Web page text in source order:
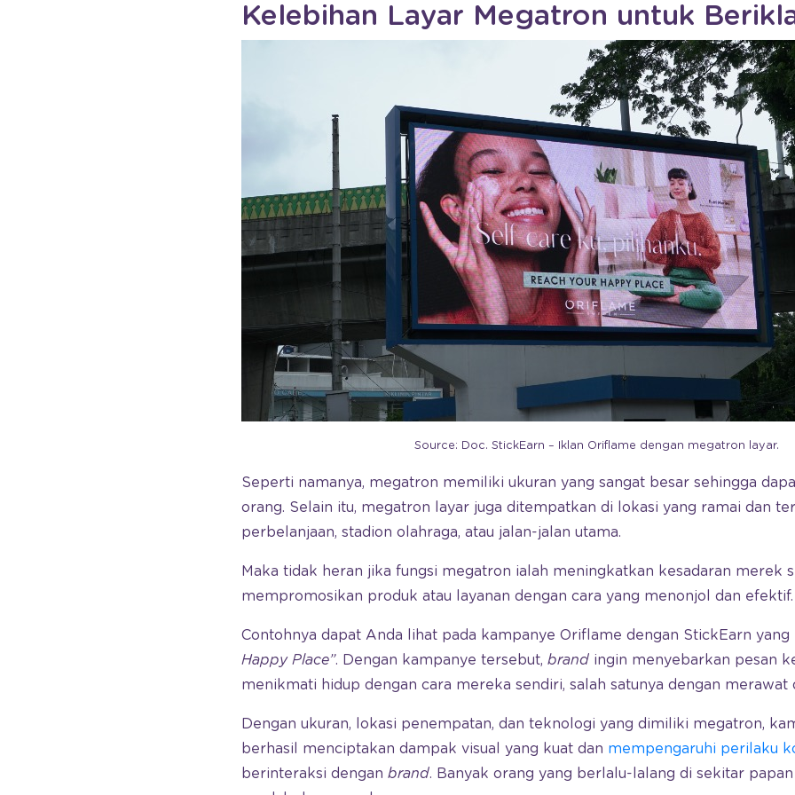
Kelebihan Layar Megatron untuk
Source: Doc. StickEarn – Iklan Oriflame dengan megatron layar.
Seperti namanya, megatron memiliki ukuran yang sangat besar sehingga
orang. Selain itu, megatron layar juga ditempatkan di lokasi yang ramai dan
perbelanjaan, stadion olahraga, atau jalan-jalan utama.
Maka tidak heran jika fungsi megatron ialah meningkatkan kesadaran merek
mempromosikan produk atau layanan dengan cara yang menonjol dan efektif.
Contohnya dapat Anda lihat pada kampanye Oriflame dengan StickEarn
Happy Place”. Dengan kampanye tersebut, brand ingin menyebarkan pesan
menikmati hidup dengan cara mereka sendiri, salah satunya dengan merawat
Dengan ukuran, lokasi penempatan, dan teknologi yang dimiliki megatron,
berhasil menciptakan dampak visual yang kuat dan mempengaruhi perilaku
berinteraksi dengan brand. Banyak orang yang berlalu-lalang di sekitar